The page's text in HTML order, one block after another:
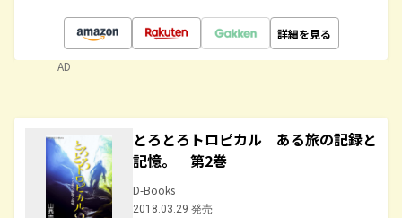
詳細を見る
AD
とろとろトロピカル ある旅の記録と
記憶。 第2巻
D-Books
2018.03.29 発売